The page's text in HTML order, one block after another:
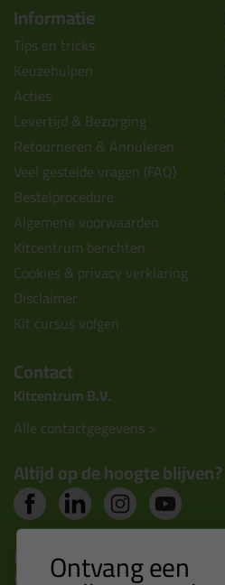
Informatie
Tips en tricks
Keuzehulpen
Acties
Levertijd & Bezorging
Retourneren & Annuleren
Veel gestelde vragen (FAQ)
Bestelprocedure
Algemene voorwaarden
Kitcentrum berichten
Cookies & privacy verklaring
Disclaimer
Kit cursus volgen
Contact
Kitcentrum B.V.
Alle contactgegevens >
Altijd op de hoogte blijven?
Nieuws, tips en exclusieve
inbox Ontvang een